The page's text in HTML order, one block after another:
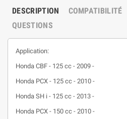
DESCRIPTION COMPATIBILITÉ
QUESTIONS
Application:
Honda CBF - 125 cc - 2009 -
Honda PCX - 125 cc - 2010 -
Honda SH i - 125 cc - 2013 -
Honda PCX - 150 cc - 2010 -